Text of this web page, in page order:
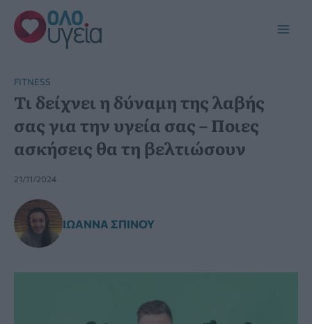
Μετάβαση
στο
περιεχόμενο
FITNESS
Τι δείχνει η δύναμη της λαβής
σας για την υγεία σας – Ποιες
ασκήσεις θα τη βελτιώσουν
21/11/2024
ΙΩΆΝΝΑ ΣΠΊΝΟΥ